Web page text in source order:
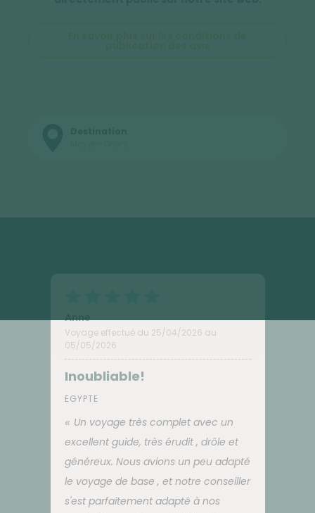
Anne
Voyage effectué du 25/04/2026 au
05/05/2026
Inoubliable!
EGYPTE
Un voyage très complet avec un
excellent guide, très érudit , drôle et
généreux. Nous avions un peu adapté
le voyage de base , et notre conseiller
s'est parfaitement adapté à nos